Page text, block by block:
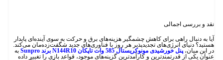
نقد و بررسی اجمالی
آیا به دنبال راهی برای کاهش چشمگیر هزینه‌های برق و حرکت به سوی آینده‌ای پایدار
هستید؟ دنیای انرژی‌های تجدیدپذیر هر روز با فناوری‌های جدید شگفت‌زده‌مان می‌کند.
در این میان،پنل خورشیدی مونوکریستال 585 وات تاپکان N144R10 برند Sunpro
به
عنوان یکی از قدرتمندترین و کارآمدترین گزینه‌های موجود، قواعد بازی را تغییر داده